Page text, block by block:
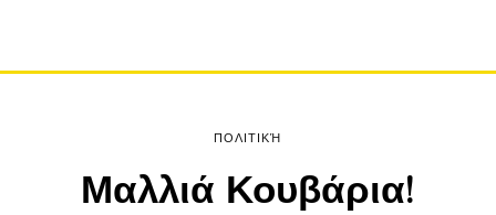
ΠΟΛΙΤΙΚΉ
Μαλλιά Κουβάρια!